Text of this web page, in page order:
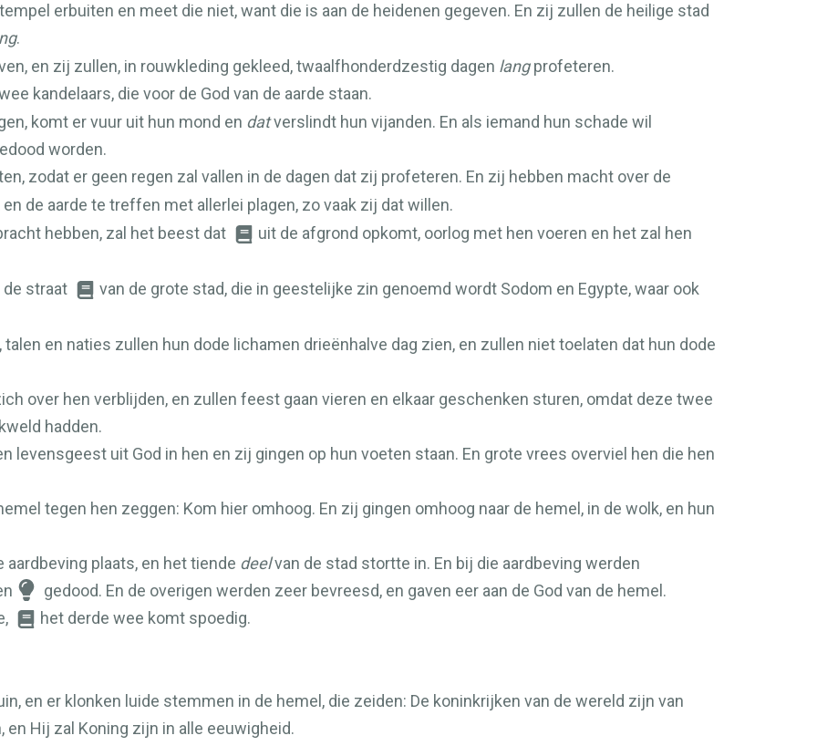
erbuiten en meet die niet, want die is aan de heidenen gegeven. En zij zullen de heilige stad
.
en zij zullen, in rouwkleding gekleed, twaalfhonderdzestig dagen langprofeteren.
kandelaars, die voor de God van de aarde staan.
komt er vuur uit hun mond en datverslindt hun vijanden. En als iemand hun schade wil
worden.
zodat er geen regen zal vallen in de dagen dat zij profeteren. En zij hebben macht over de
de aarde te treffen met allerlei plagen, zo vaak zij dat willen.
hebben, zal het beest dat
uit de afgrond opkomt, oorlog met hen voeren en het zal hen
straat
van de grote stad, die in geestelijke zin genoemd wordt Sodom en Egypte, waar ook
en naties zullen hun dode lichamen drieënhalve dag zien, en zullen niet toelaten dat hun dode
over hen verblijden, en zullen feest gaan vieren en elkaar geschenken sturen, omdat deze twee
hadden.
levensgeest uit God in hen en zij gingen op hun voeten staan. En grote vrees overviel hen die hen
tegen hen zeggen: Kom hier omhoog. En zij gingen omhoog naar de hemel, in de wolk, en hun
plaats, en het tiende deelvan de stad stortte in. En bij die aardbeving werden
gedood. En de overigen werden zeer bevreesd, en gaven eer aan de God van de hemel.
het derde wee komt spoedig.
en er klonken luide stemmen in de hemel, die zeiden: De koninkrijken van de wereld zijn van
Hij zal Koning zijn in alle eeuwigheid.